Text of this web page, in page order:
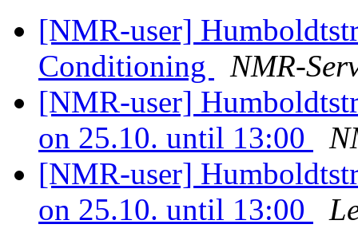
[NMR-user]
Conditioning
NMR-
[NMR-user]
on 25.10. until 13:00
[NMR-user]
on 25.10. until 13:00